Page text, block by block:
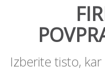
Izberite tisto,